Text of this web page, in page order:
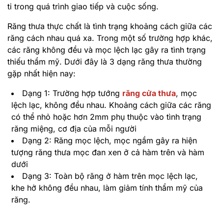
ti trong quá trình giao tiếp và cuộc sống.
Răng thưa thực chất là tình trạng khoảng cách giữa các
răng cách nhau quá xa. Trong một số trường hợp khác,
các răng không đều và mọc lệch lạc gây ra tình trạng
thiếu thẩm mỹ. Dưới đây là 3 dạng răng thưa thường
gặp nhất hiện nay:
Dạng 1: Trường hợp tướng răng cửa thưa, mọc
lệch lạc, không đều nhau. Khoảng cách giữa các răng
có thể nhỏ hoặc hơn 2mm phụ thuộc vào tình trạng
răng miệng, cơ địa của mỗi người
Dạng 2: Răng mọc lệch, mọc ngầm gây ra hiện
tượng răng thưa mọc đan xen ở cả hàm trên và hàm
dưới
Dạng 3: Toàn bộ răng ở hàm trên mọc lệch lạc,
khe hở không đều nhau, làm giảm tính thẩm mỹ của
răng.